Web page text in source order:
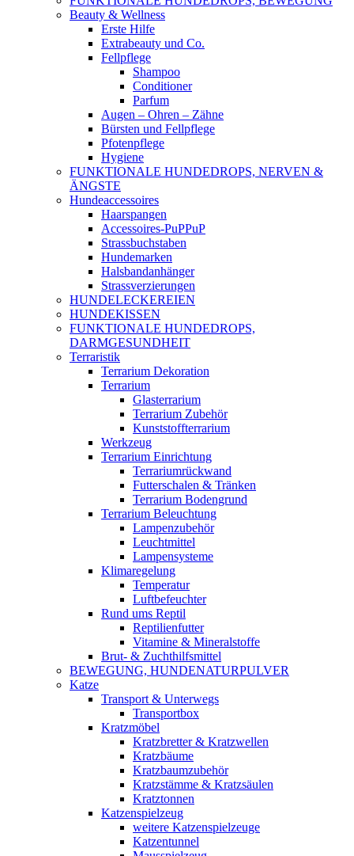
Beauty & Wellness
Erste Hilfe
Extrabeauty und Co.
Fellpflege
Shampoo
Conditioner
Parfum
Augen – Ohren – Zähne
Bürsten und Fellpflege
Pfotenpflege
Hygiene
FUNKTIONALE HUNDEDROPS, NERVEN &
ÄNGSTE
Hundeaccessoires
Haarspangen
Accessoires-PuPPuP
Strassbuchstaben
Hundemarken
Halsbandanhänger
Strassverzierungen
HUNDELECKEREIEN
HUNDEKISSEN
FUNKTIONALE HUNDEDROPS,
DARMGESUNDHEIT
Terraristik
Terrarium Dekoration
Terrarium
Glasterrarium
Terrarium Zubehör
Kunststoffterrarium
Werkzeug
Terrarium Einrichtung
Terrariumrückwand
Futterschalen & Tränken
Terrarium Bodengrund
Terrarium Beleuchtung
Lampenzubehör
Leuchtmittel
Lampensysteme
Klimaregelung
Temperatur
Luftbefeuchter
Rund ums Reptil
Reptilienfutter
Vitamine & Mineralstoffe
Brut- & Zuchthilfsmittel
BEWEGUNG, HUNDENATURPULVER
Katze
Transport & Unterwegs
Transportbox
Kratzmöbel
Kratzbretter & Kratzwellen
Kratzbäume
Kratzbaumzubehör
Kratzstämme & Kratzsäulen
Kratztonnen
Katzenspielzeug
weitere Katzenspielzeuge
Katzentunnel